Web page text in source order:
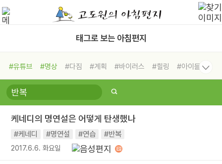
태그로 보는 아침편지
#유튜브 #명상 #다짐 #계획 #바이러스 #힐링
#아이들
#비전캠프
#독서캠프 #삶
#희망
#나눔 #친구 #링컨학교
#독서
#건강 #면역력
케네디의 명연설은 어떻게 탄생했나
#케네디 #명연설 #연습 #반복
2017.6.6. 화요일